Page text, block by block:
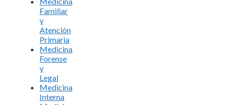
Familiar
y
Atención
Primaria
Medicina
Forense
y
Legal
Medicina
Interna